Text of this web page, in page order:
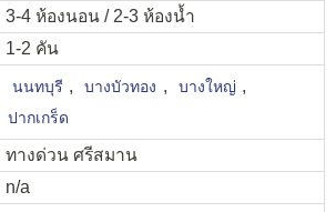
3-4 ห้องนอน / 2-3 ห้องน้ำ
1-2 คัน
นนทบุรี , บางบัวทอง , บางใหญ่ ,
ปากเกร็ด
ทางด่วน ศรีสมาน
n/a